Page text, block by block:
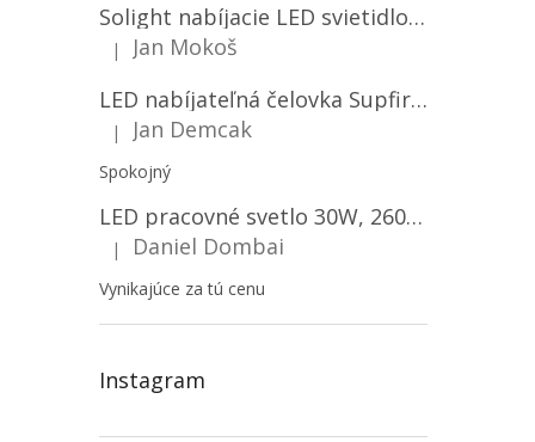
Solight nabíjacie LED svietidlo, 600lm, 2200mAh Li-Ion, USB nabíjanie [WN22]
Hodnotenie produktu je 5 z 5 hviezdičiek.
|
Jan Mokoš
LED nabíjateľná čelovka Supfire HL06, 3 módy + SOS + senzor, nabíjanie cez Micro-USB, 5W, 500lm, 300m
Hodnotenie produktu je 5 z 5 hviezdičiek.
| Jan Demcak
Spokojný
LED pracovné svetlo 30W, 2600LM, 12V/24V, IP67/2-PACK! [LB0087]
Hodnotenie produktu je 5 z 5 hviezdičiek.
| Daniel Dombai
Vynikajúce za tú cenu
Instagram